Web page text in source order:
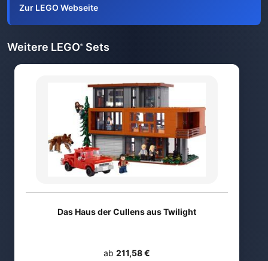
Zur LEGO Webseite
Weitere LEGO® Sets
Das Haus der Cullens aus Twilight
ab 211,58 €